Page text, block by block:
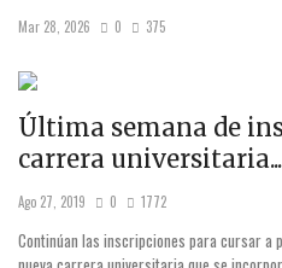
Mar 28, 2026 0 375
Última semana de
carrera universitaria...
Ago 27, 2019 0 1772
Continúan las inscripciones para cursar a